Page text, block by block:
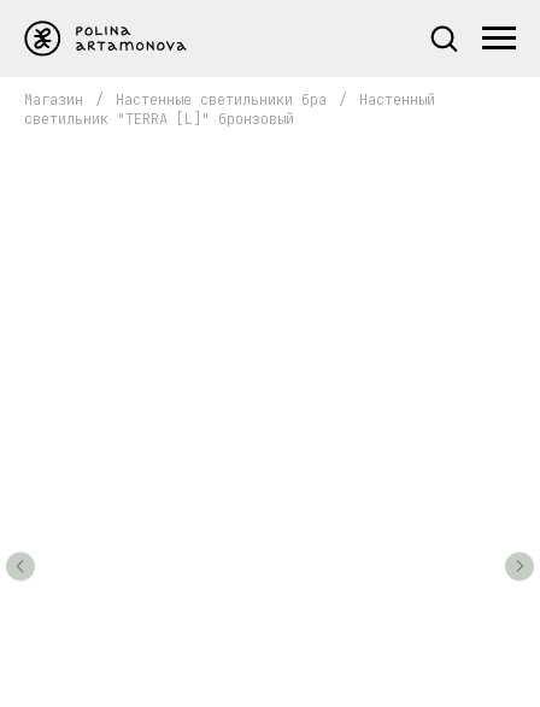
Магазин / Настенные светильники бра /
Настенный
светильник "TERRA [L]" бронзовый